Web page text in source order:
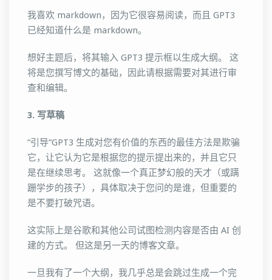
我喜欢 markdown，因为它很容易阅读，而且 GPT3
已经知道什么是 markdown。
想好主题后，将其输入 GPT3 提示框以生成大纲。 这
将是您撰写博文的基础，因此请根据需要对其进行审
查和编辑。
3. 写草稿
“引导”GPT3 生成对您有价值的东西的最佳方法是欺骗
它，让它认为它是根据您的提示提出来的，并且它只
是在继续思考。 这就像一个真正梦幻般的天才（或蹒
跚学步的孩子），具体取决于您问的是谁，但重要的
是不要打破咒语。
这实际上是谷歌和其他公司试图检测内容是否由 AI 创
建的方式。 但这是另一天的博客文章。
一旦我有了一个大纲，我几乎总是会跳过生成一个完